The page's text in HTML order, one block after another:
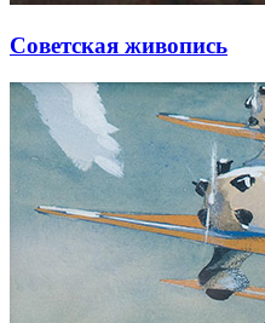
Советская живопись